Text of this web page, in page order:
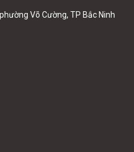
Võ Cường, TP Bắc Ninh